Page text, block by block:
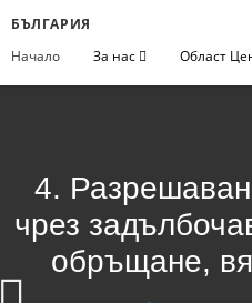
БЪЛГАРИЯ
Начало
За нас Област
4.
чрез
обръщане,